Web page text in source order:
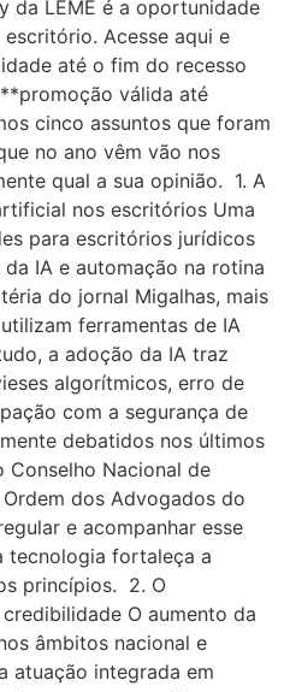
da LEME é a oportunidade
Acesse aqui e
até o fim do recesso
válida até
cinco assuntos que foram
no ano vêm vão nos
qual a sua opinião. 1. A
nos escritórios Uma
para escritórios jurídicos
IA e automação na rotina
do jornal Migalhas, mais
ferramentas de IA
a adoção da IA traz
algorítmicos, erro de
com a segurança de
debatidos nos últimos
Conselho Nacional de
dos Advogados do
e acompanhar esse
tecnologia fortaleça a
princípios. 2. O
O aumento da
âmbitos nacional e
atuação integrada em